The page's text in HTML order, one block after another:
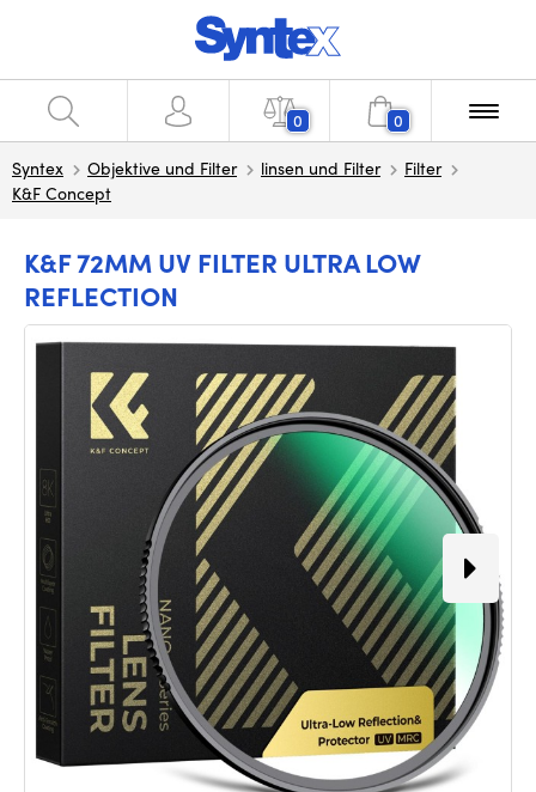
0 0
Syntex Objektive und Filter linsen und Filter
Filter
K&F Concept
K&F 72MM UV FILTER ULTRA LOW
REFLECTION